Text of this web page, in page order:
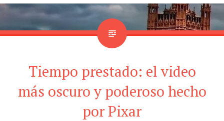
Tiempo prestado: el video
más oscuro y poderoso hecho
por Pixar